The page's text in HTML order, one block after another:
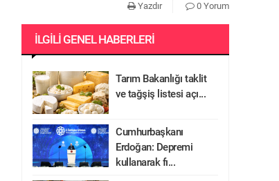
Yazdır 0 Yorum
İLGILI GENEL HABERLERI
Tarım Bakanlığı taklit
ve tağşiş listesi açı...
Cumhurbaşkanı
Erdoğan: Depremi
kullanarak fı...